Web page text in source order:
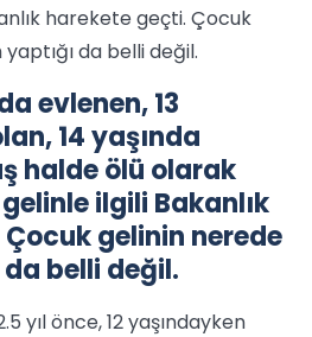
harekete geçti. Çocuk
da belli değil.
evlenen, 13
14 yaşında
halde ölü olarak
ilgili Bakanlık
gelinin nerede
belli değil.
yıl önce, 12 yaşındayken